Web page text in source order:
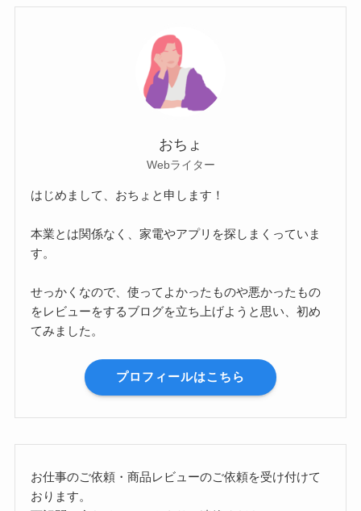
おちょ
Webライター
はじめまして、おちょと申します！
本業とは関係なく、家電やアプリを探しまくっていま
す。
せっかくなので、使ってよかったものや悪かったもの
をレビューをするブログを立ち上げようと思い、初め
てみました。
プロフィールはこちら
お仕事のご依頼・商品レビューのご依頼を受け付けて
おります。